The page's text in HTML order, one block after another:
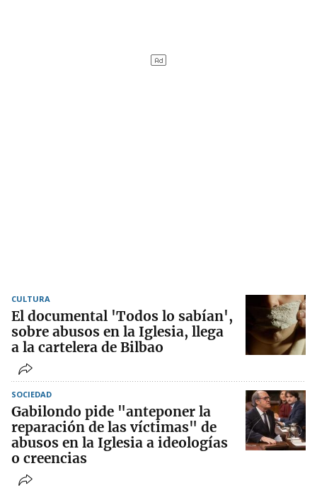
CULTURA
El documental 'Todos lo sabían',
sobre abusos en la Iglesia, llega
a la cartelera de Bilbao
SOCIEDAD
Gabilondo pide "anteponer la
reparación de las víctimas" de
abusos en la Iglesia a ideologías
o creencias